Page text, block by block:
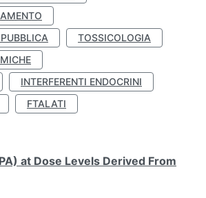
TOSSICOLOGIA
INTERFERENTI ENDOCRINI
FTALATI
at Dose Levels Derived From